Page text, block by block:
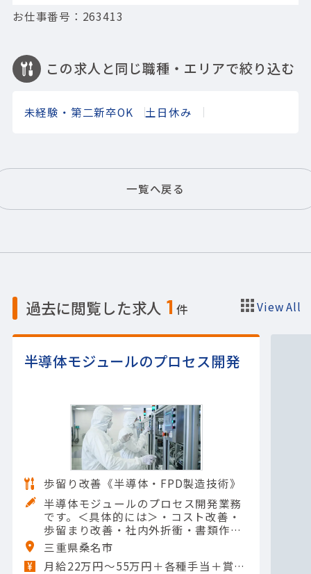
お仕事番号：263413
この求人と同じ職種・エリアで絞り込む
未経験・第二新卒OK 土日休み
一覧へ戻る
過去に閲覧した求人 1 件 View All
半導体モジュールのプロセス開発
歩留り改善《半導体・FPD製造技術》
半導体モジュールのプロセス開発業務
です。＜具体的には＞・コスト改善・
歩留まり改善・社内外折衝・書類作成
【担当製品】(半導体関連)半導体（パ
ワー）
三重県桑名市
月給22万円～55万円＋各種手当＋賞与年2回